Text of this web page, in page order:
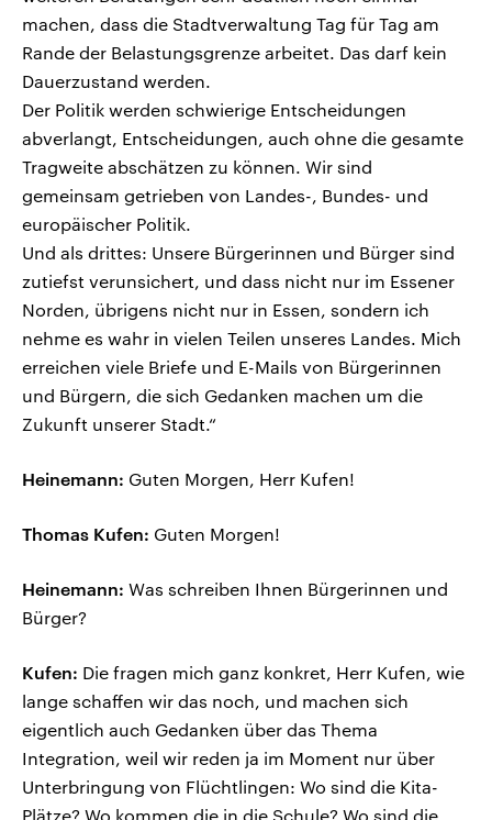
machen, dass die Stadtverwaltung Tag für Tag am
Rande der Belastungsgrenze arbeitet. Das darf kein
Dauerzustand werden.
Der Politik werden schwierige Entscheidungen
abverlangt, Entscheidungen, auch ohne die gesamte
Tragweite abschätzen zu können. Wir sind
gemeinsam getrieben von Landes-, Bundes- und
europäischer Politik.
Und als drittes: Unsere Bürgerinnen und Bürger sind
zutiefst verunsichert, und dass nicht nur im Essener
Norden, übrigens nicht nur in Essen, sondern ich
nehme es wahr in vielen Teilen unseres Landes. Mich
erreichen viele Briefe und E-Mails von Bürgerinnen
und Bürgern, die sich Gedanken machen um die
Zukunft unserer Stadt.“
Heinemann: Guten Morgen, Herr Kufen!
Thomas Kufen: Guten Morgen!
Heinemann: Was schreiben Ihnen Bürgerinnen und
Bürger?
Kufen: Die fragen mich ganz konkret, Herr Kufen, wie
lange schaffen wir das noch, und machen sich
eigentlich auch Gedanken über das Thema
Integration, weil wir reden ja im Moment nur über
Unterbringung von Flüchtlingen: Wo sind die Kita-
Plätze? Wo kommen die in die Schule? Wo sind die